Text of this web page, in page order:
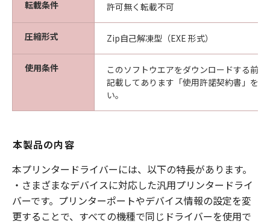
転載条件 許可無く転載不可
圧縮形式 Zip自己解凍型（EXE 形式）
使用条件
このソフトウエアをダウンロードする前
記載してあります「使用許諾契約書」を
い。
本製品の内容
本プリンタードライバーには、以下の特長があります。
・さまざまなデバイスに対応した汎用プリンタードライ
バーです。プリンターポートやデバイス情報の設定を変
更することで、すべての機種で同じドライバーを使用で